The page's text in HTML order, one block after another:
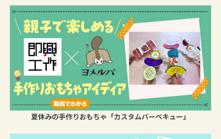
夏休みの手作りおもちゃ「カスタムバーベキュー」